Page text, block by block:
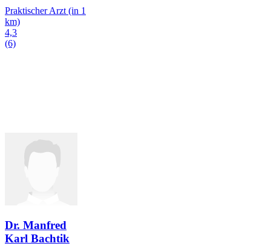
Praktischer Arzt (in 1
km)
4,3
(6)
Dr. Manfred
Karl Bachtik